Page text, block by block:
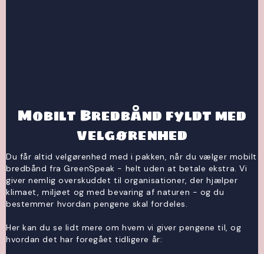
Mobilt Bredbånd fyldt med
velgørenhed
Du får altid velgørenhed med i pakken, når du vælger mobilt
bredbånd fra GreenSpeak - helt uden at betale ekstra. Vi
giver nemlig overskuddet til organisationer, der hjælper
klimaet, miljøet og med bevaring af naturen - og du
bestemmer hvordan pengene skal fordeles.
Her kan du se lidt mere om hvem vi giver pengene til, og
hvordan det har foregået tidligere år: